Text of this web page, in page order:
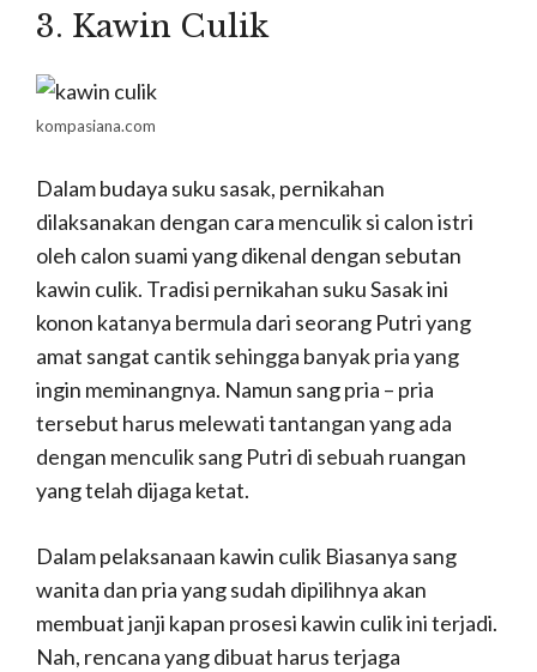
3. Kawin Culik
kompasiana.com
Dalam budaya suku sasak, pernikahan
dilaksanakan dengan cara menculik si calon istri
oleh calon suami yang dikenal dengan sebutan
kawin culik. Tradisi pernikahan suku Sasak ini
konon katanya bermula dari seorang Putri yang
amat sangat cantik sehingga banyak pria yang
ingin meminangnya. Namun sang pria – pria
tersebut harus melewati tantangan yang ada
dengan menculik sang Putri di sebuah ruangan
yang telah dijaga ketat.
Dalam pelaksanaan kawin culik Biasanya sang
wanita dan pria yang sudah dipilihnya akan
membuat janji kapan prosesi kawin culik ini terjadi.
Nah, rencana yang dibuat harus terjaga